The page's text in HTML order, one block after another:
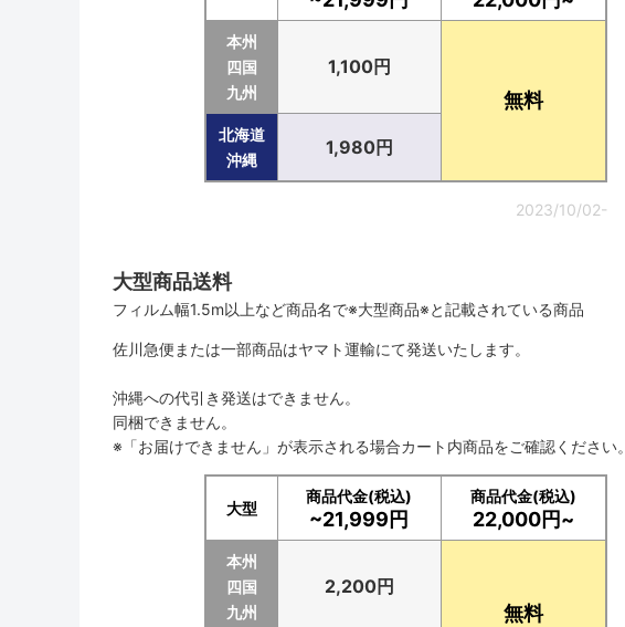
本州
四国
九州
1,100円
無料
北海道
沖縄
1,980円
2023/10/02-
大型商品送料
フィルム幅1.5m以上など商品名で※大型商品※と記載されている商品
佐川急便または一部商品はヤマト運輸にて発送いたします。
沖縄への代引き発送はできません。
同梱できません。
※「お届けできません」が表示される場合カート内商品をご確認ください。
大型
商品代金(税込)
~21,999円
商品代金(税込)
22,000円~
本州
四国
九州
2,200円
無料